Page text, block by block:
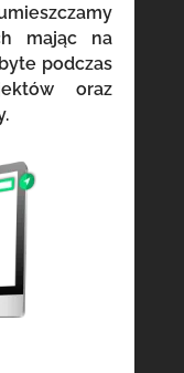
mając na
podczas
oraz